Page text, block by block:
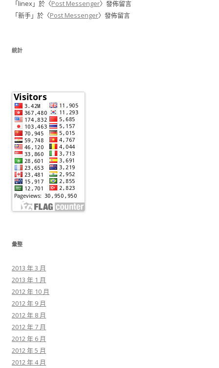
「linex」於〈Post Messenger〉發佈留言
「新手」於〈Post Messenger〉發佈留言
統計
彙整
2013 年 3 月
2013 年 1 月
2012 年 10 月
2012 年 9 月
2012 年 8 月
2012 年 7 月
2012 年 6 月
2012 年 5 月
2012 年 4 月